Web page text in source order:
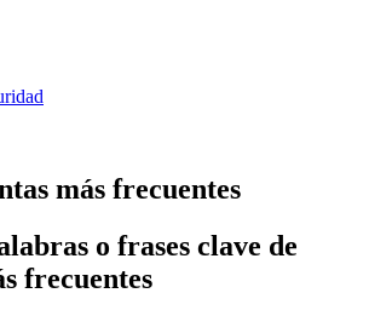
más frecuentes
o frases clave de
frecuentes